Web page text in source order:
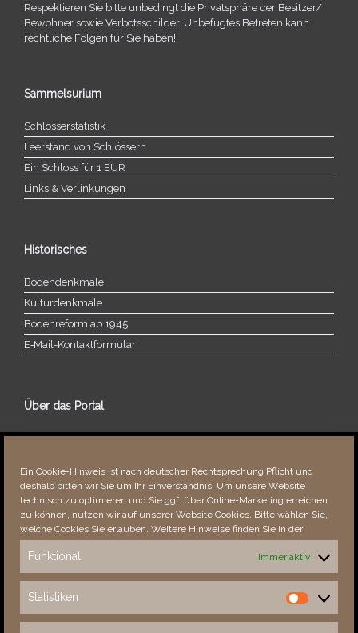
Ein Cookie-Hinweis ist nach deutscher Rechtsprechung Pflicht und
deshalb bitten wir Sie um Ihr Einverständnis: Um unsere Website
technisch zu optimieren und Sie ggf. über Online-Marketing erreichen
zu können, nutzen wir auf unserer Website Cookies. Bitte wählen Sie,
welche Cookies Sie erlauben. Weitere Hinweise finden Sie in der
Funktional Immer aktiv
Statistiken
Statistiken
Respektieren Sie bitte unbe­dingt die Privatsphäre der Besitzer/​
Bewohner sowie Verbotsschilder. Unbefugtes Betreten kann
recht­li­che Folgen für Sie haben!
Sammelsurium
Schlösserstatistik
Leerstand von Schlössern
Ein Schloss für 1 EUR
Links & Verlinkungen
Historisches
Bodendenkmale
Kulturdenkmale
Bodenreform ab 1945
E‑Mail-​​Kontaktformular
Über das Portal
Über dieses Portal
Fehler bemerkt?
Besucher seit 08/​2021